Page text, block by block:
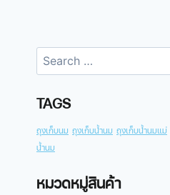
TAGS
ถุงเก็บนม ถุงเก็บน้ำนม ถุงเก็บน้ำนมแม่
น้ำนม
หมวดหมู่สินค้า